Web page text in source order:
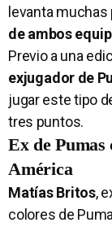
levanta
de ambos
Previo a una
exjugador de
jugar este tipo
tres puntos.
Ex de
América
Matías Britos,
colores de